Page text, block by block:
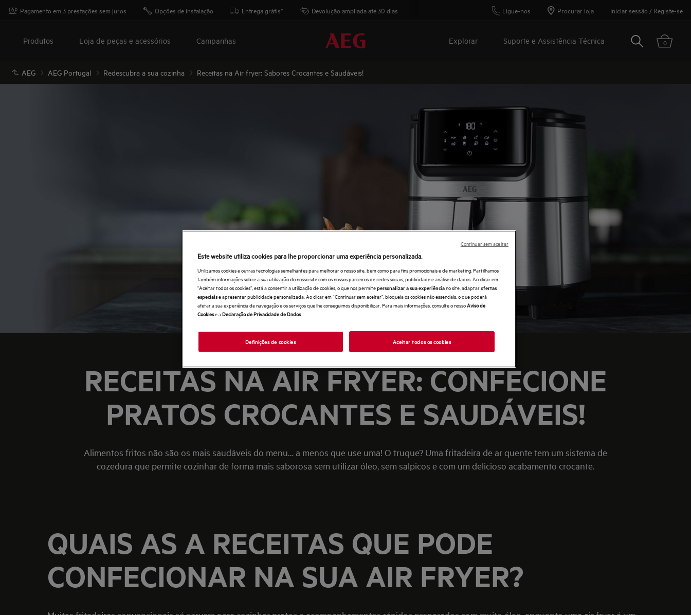
Pagamento em 3 prestações sem juros Opções de instalação Entrega grátis* Devolução ampliada até 30 dias Ligue-nos Procurar loja Iniciar sessão / Registe-se
Produtos Loja de peças e acessórios Campanhas Explorar Suporte e Assistência Técnica Pesquisar
0
AEG AEG Portugal Redescubra a sua cozinha Receitas na Air fryer: Sabores Crocantes e Saudáveis!
RECEITAS NA AIR FRYER: CONFECIONE
PRATOS CROCANTES E SAUDÁVEIS!
Alimentos fritos não são os mais saudáveis do menu… a menos que use uma! O truque? Uma fritadeira de ar quente tem um sistema de
cozedura que permite cozinhar de forma mais saborosa sem utilizar óleo, sem salpicos e com um delicioso acabamento crocante.
QUAIS AS A RECEITAS QUE PODE
CONFECIONAR NA SUA AIR FRYER?
Este website utiliza cookies para lhe proporcionar uma experiência personalizada.
Utilizamos cookies e outras tecnologias semelhantes para melhorar o nosso site, bem como para fins promocionais e de marketing. Partilhamos
também informações sobre a sua utilização do nosso site com os nossos parceiros de redes sociais, publicidade e análise de dados. Ao clicar em
"Aceitar todos os cookies”, está a consentir a utilização de cookies, o que nos permitepersonalizar a sua experiênciano site, adaptarofertas
especiaise apresentar publicidade personalizada. Ao clicar em “Continuar sem aceitar”, bloqueia os cookies não essenciais, o que poderá
afetar a sua experiência de navegação e os serviços que lhe conseguimos disponibilizar. Para mais informações, consulte o nossoAviso de
Cookiese aDeclaração de Privacidade de Dados.
Definições de cookies Aceitar todos os cookies
Continuar sem aceitar